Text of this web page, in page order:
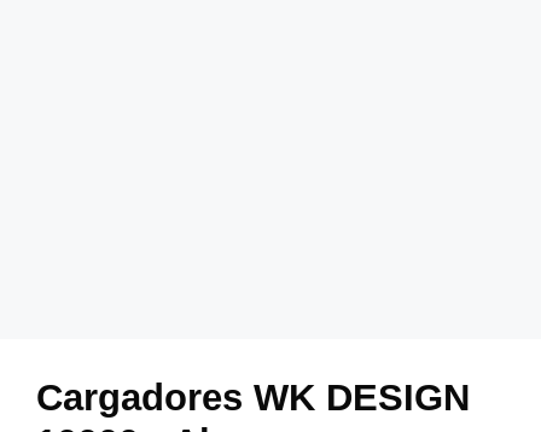
Cargadores WK DESIGN